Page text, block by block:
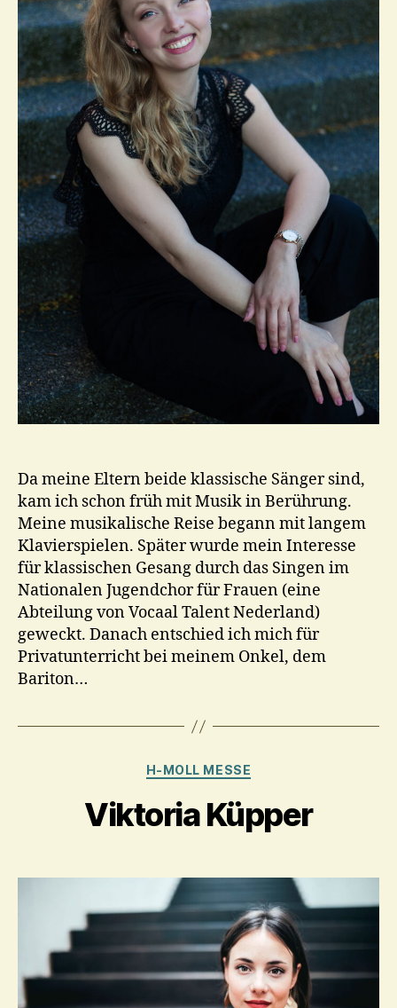
Da meine Eltern beide klassische Sänger sind,
kam ich schon früh mit Musik in Berührung.
Meine musikalische Reise begann mit langem
Klavierspielen. Später wurde mein Interesse
für klassischen Gesang durch das Singen im
Nationalen Jugendchor für Frauen (eine
Abteilung von Vocaal Talent Nederland)
geweckt. Danach entschied ich mich für
Privatunterricht bei meinem Onkel, dem
Bariton…
Kategorien
H-MOLL MESSE
Viktoria Küpper